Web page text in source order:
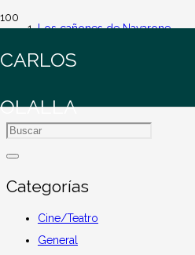
CARLOS
OLALLA
Los cañones de Navarone
Categorías
Cine/Teatro
General